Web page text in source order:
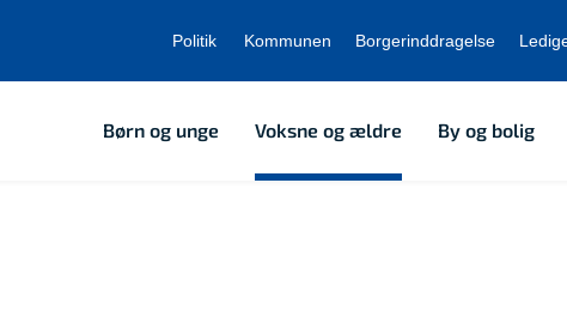
Politik Kommunen Borgerinddragelse
Børn og unge Voksne og ældre By og bolig